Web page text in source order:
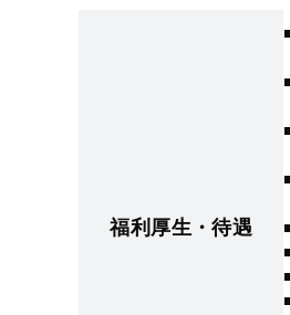
福利厚生・待遇